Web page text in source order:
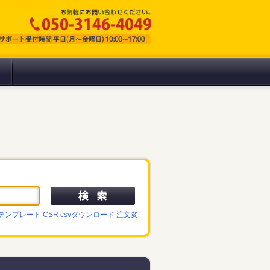
ンプレート CSR csvダウンロード 注文変